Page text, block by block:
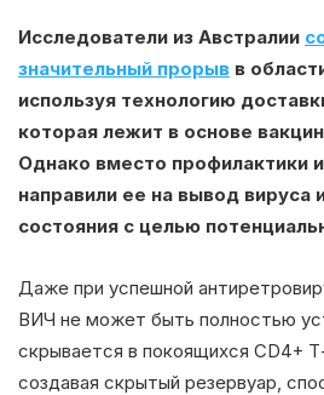
Исследователи из Австралии
значительный прорыв в
используя технологию
которая лежит в основе вакцин
Однако вместо профилактики
направили ее на вывод вируса
состояния с целью
Даже при успешной
ВИЧ не может быть полностью
скрывается в покоящихся CD4+
создавая скрытый резервуар,